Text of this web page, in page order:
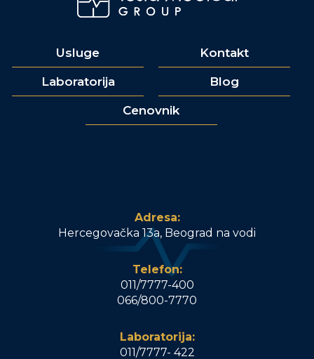
Usluge Kontakt
Laboratorija Blog
Cenovnik
Adresa:
Hercegovačka 13a, Beograd na vodi
Telefon:
011/7777-400
066/800-7770
Laboratorija:
011/7777- 422